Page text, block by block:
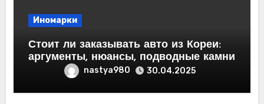
Иномарки
Стоит ли заказывать авто из Кореи:
аргументы, нюансы, подводные камни
nastya980 30.04.2025